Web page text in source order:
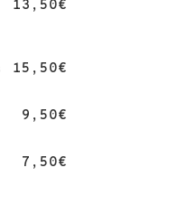
13,50€
15,50€
9,50€
7,50€